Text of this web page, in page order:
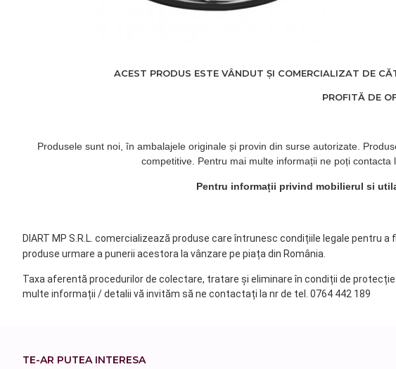
ACEST PRODUS ESTE VÂNDUT ȘI COMERCIALIZAT DE
PROFITĂ DE
Produsele sunt noi, în ambalajele originale și provin din surse autorizate.
competitive. Pentru mai multe informații ne poți
Pentru informații privind mobilierul si
DIART MP S.R.L. comercializează produse care întrunesc condițiile legale pentru
produse urmare a punerii acestora la vânzare pe piața din România.
Taxa aferentă procedurilor de colectare, tratare și eliminare în condiții de protecție
multe informații / detalii vă invităm să ne contactați la nr de tel. 0764 442 189
TE-AR PUTEA INTERESA